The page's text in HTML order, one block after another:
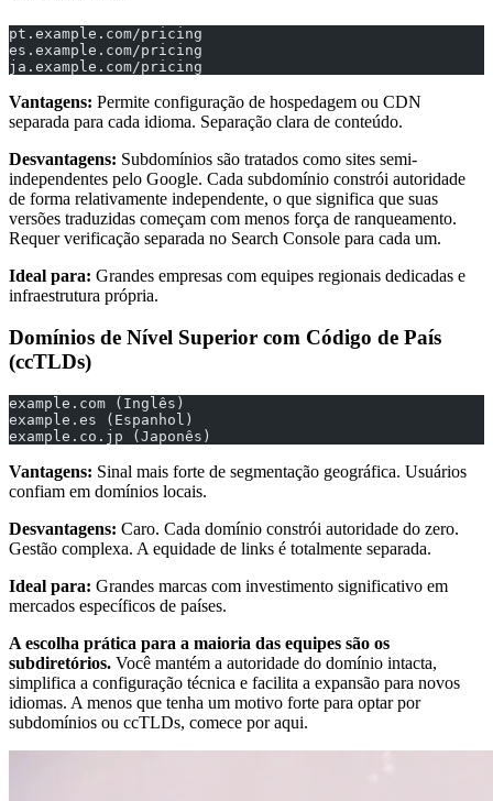
pt.example.com/pricing
es.example.com/pricing
ja.example.com/pricing
Vantagens: Permite configuração de hospedagem ou CDN
separada para cada idioma. Separação clara de conteúdo.
Desvantagens: Subdomínios são tratados como sites semi-
independentes pelo Google. Cada subdomínio constrói autoridade
de forma relativamente independente, o que significa que suas
versões traduzidas começam com menos força de ranqueamento.
Requer verificação separada no Search Console para cada um.
Ideal para: Grandes empresas com equipes regionais dedicadas e
infraestrutura própria.
Domínios de Nível Superior com Código de País
(ccTLDs)
example.com (Inglês)
example.es (Espanhol)
example.co.jp (Japonês)
Vantagens: Sinal mais forte de segmentação geográfica. Usuários
confiam em domínios locais.
Desvantagens: Caro. Cada domínio constrói autoridade do zero.
Gestão complexa. A equidade de links é totalmente separada.
Ideal para: Grandes marcas com investimento significativo em
mercados específicos de países.
A escolha prática para a maioria das equipes são os
subdiretórios. Você mantém a autoridade do domínio intacta,
simplifica a configuração técnica e facilita a expansão para novos
idiomas. A menos que tenha um motivo forte para optar por
subdomínios ou ccTLDs, comece por aqui.